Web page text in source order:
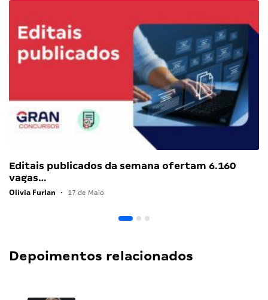
Editais publicados da semana ofertam 6.160
vagas…
Olivia Furlan • 17 de Maio
Depoimentos relacionados